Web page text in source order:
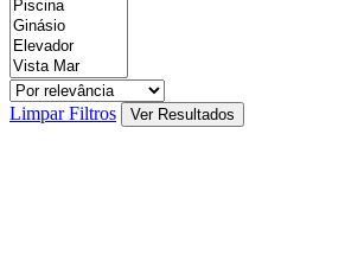
Limpar Filtros Ver Resultados